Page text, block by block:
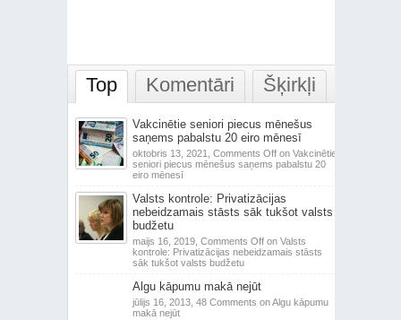
Top Komentāri Šķirkļi
Vakcinētie seniori piecus mēnešus
saņems pabalstu 20 eiro mēnesī
oktobris 13, 2021, Comments Offon Vakcinētie
seniori piecus mēnešus saņems pabalstu 20
eiro mēnesī
Valsts kontrole: Privatizācijas
nebeidzamais stāsts sāk tukšot valsts
budžetu
maijs 16, 2019, Comments Offon Valsts
kontrole: Privatizācijas nebeidzamais stāsts
sāk tukšot valsts budžetu
Algu kāpumu makā nejūt
jūlijs 16, 2013, 48 Comments on Algu kāpumu
makā nejūt